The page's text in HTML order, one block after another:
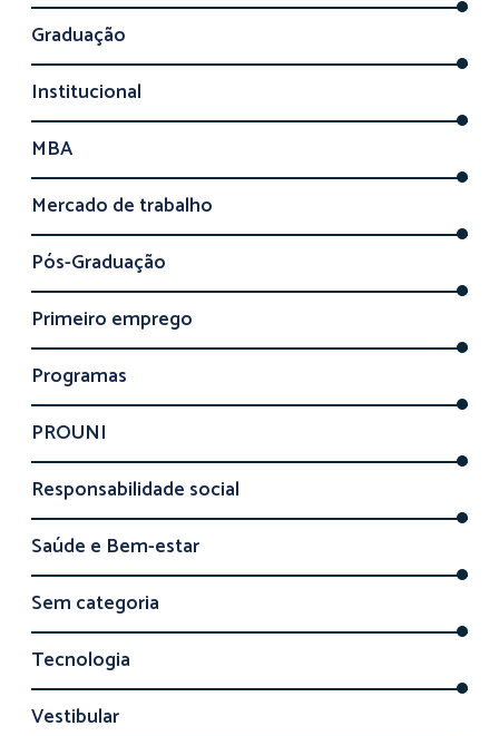
Graduação
Institucional
MBA
Mercado de trabalho
Pós-Graduação
Primeiro emprego
Programas
PROUNI
Responsabilidade social
Saúde e Bem-estar
Sem categoria
Tecnologia
Vestibular